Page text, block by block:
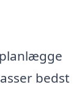
bedst